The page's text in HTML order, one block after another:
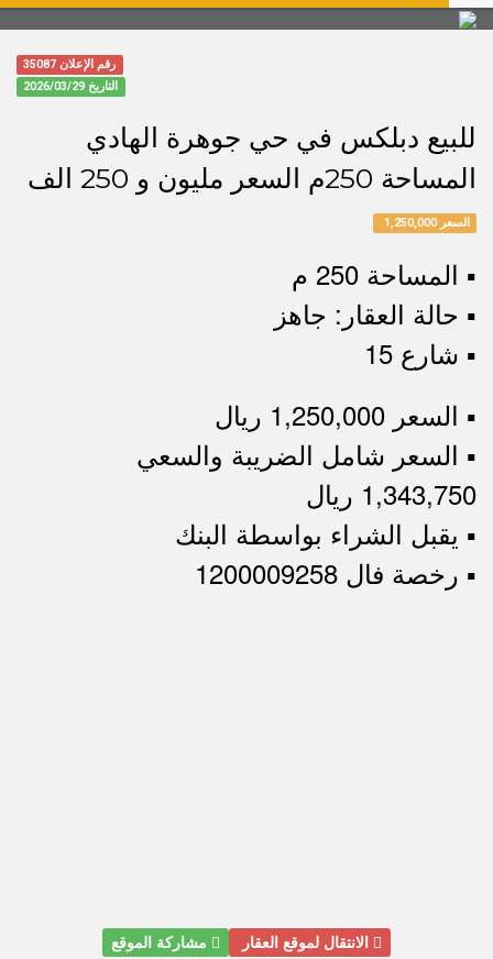
رقم الإعلان 35087
التاريخ 2026/03/29
للبيع دبلكس في حي جوهرة الهادي
المساحة 250م السعر مليون و 250 الف
السعر 1,250,000
▪︎ المساحة 250 م
▪︎ حالة العقار: جاهز
▪︎ شارع 15
▪︎ السعر 1,250,000 ريال
▪︎ السعر شامل الضريبة والسعي
1,343,750 ريال
▪︎ يقبل الشراء بواسطة البنك
▪︎ رخصة فال 1200009258
الانتقال لموقع العقار مشاركة الموقع